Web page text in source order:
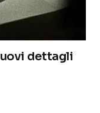
dettagli